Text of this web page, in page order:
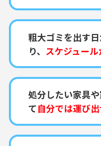
粗大ゴミを出す
り、 スケジュー
処分したい家具
て自分では運び